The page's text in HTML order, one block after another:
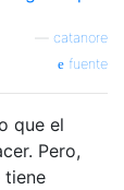
catanore
fuente
que el
Pero,
tiene